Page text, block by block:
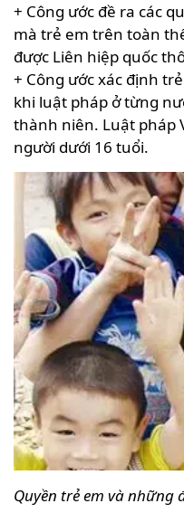
+ Công ước đề ra các
mà trẻ em trên toàn
được Liên hiệp quốc
+ Công ước xác định
khi luật pháp ở từng
thành niên. Luật pháp
người dưới 16 tuổi.
Quyền trẻ em và những